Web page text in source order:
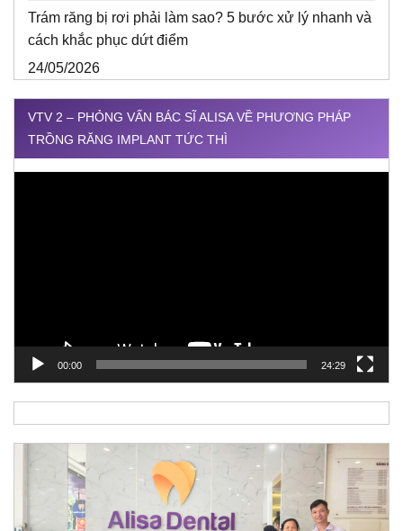
Trám răng bị rơi phải làm sao? 5 bước xử lý nhanh và
cách khắc phục dứt điểm
24/05/2026
VTV 2 – PHỎNG VẤN BÁC SĨ ALISA VỀ PHƯƠNG PHÁP
TRỒNG RĂNG IMPLANT TỨC THÌ
00:00 24:29